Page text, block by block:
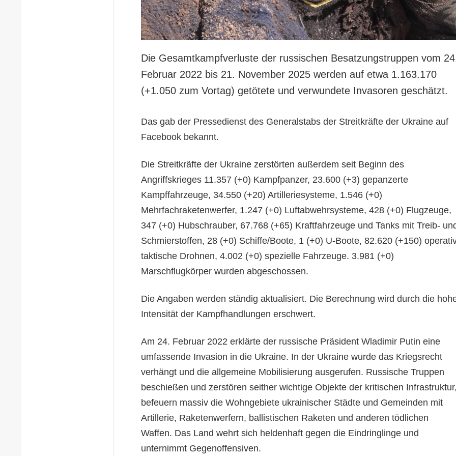
Die Gesamtkampfverluste der russischen Besatzungstruppen vom
Februar 2022 bis 21. November 2025 werden auf etwa 1.163.170
(+1.050 zum Vortag) getötete und verwundete Invasoren geschätzt.
Das gab der Pressedienst des Generalstabs der Streitkräfte der Ukraine auf
Facebook bekannt.
Die Streitkräfte der Ukraine zerstörten außerdem seit Beginn des
Angriffskrieges 11.357 (+0) Kampfpanzer, 23.600 (+3) gepanzerte
Kampffahrzeuge, 34.550 (+20) Artilleriesysteme, 1.546 (+0)
Mehrfachraketenwerfer, 1.247 (+0) Luftabwehrsysteme, 428 (+0) Flugzeuge,
347 (+0) Hubschrauber, 67.768 (+65) Kraftfahrzeuge und Tanks mit Treib-
Schmierstoffen, 28 (+0) Schiffe/Boote, 1 (+0) U-Boote, 82.620 (+150)
taktische Drohnen, 4.002 (+0) spezielle Fahrzeuge. 3.981 (+0)
Marschflugkörper wurden abgeschossen.
Die Angaben werden ständig aktualisiert. Die Berechnung wird durch die
Intensität der Kampfhandlungen erschwert.
Am 24. Februar 2022 erklärte der russische Präsident Wladimir Putin eine
umfassende Invasion in die Ukraine. In der Ukraine wurde das Kriegsrecht
verhängt und die allgemeine Mobilisierung ausgerufen. Russische Truppen
beschießen und zerstören seither wichtige Objekte der kritischen
befeuern massiv die Wohngebiete ukrainischer Städte und Gemeinden mit
Artillerie, Raketenwerfern, ballistischen Raketen und anderen tödlichen
Waffen. Das Land wehrt sich heldenhaft gegen die Eindringlinge und
unternimmt Gegenoffensiven.